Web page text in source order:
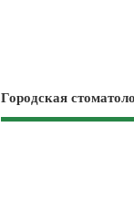
Городская